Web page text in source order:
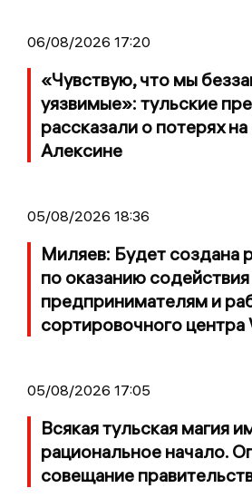
06/08/2026 17:20
«Чувствую, что мы
уязвимые»: тульские
рассказали о потерях
Алексине
05/08/2026 18:36
Миляев: Будет создана
по оказанию содействия
предпринимателям и
сортировочного центра
05/08/2026 17:05
Всякая тульская магия
рациональное начало.
совещание